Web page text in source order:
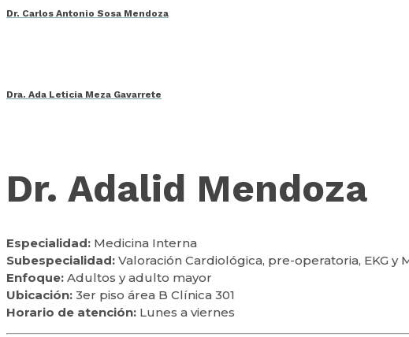
Dr. Carlos Antonio Sosa Mendoza
Dra. Ada Leticia Meza Gavarrete
Dr. Adalid Mendoza
Especialidad: Medicina Interna
Subespecialidad: Valoración Cardiológica, pre-operatoria, EKG y
Enfoque: Adultos y adulto mayor
Ubicación: 3er piso área B Clínica 301
Horario de atención: Lunes a viernes